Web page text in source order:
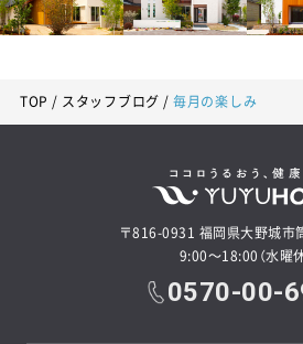
TOP スタッフブログ 毎月の楽しみ
〒816-0931 福岡県大野城市
9:00～18:00（水曜休
0570-00-